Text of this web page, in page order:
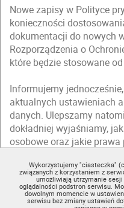
Wykorzystujemy "ciasteczka"
związanych z korzystaniem z
umożliwiają utrzymanie
oglądalności podstron serwisu.
dowolnym momencie w
serwisu bez zmiany ustawień
Nowe zapisy w Polityce
konieczności
dokumentacji do nowych
Rozporządzenia o
które będzie stosowane
Informujemy
aktualnych ustawieniach
danych. Ulepszamy
dokładniej wyjaśniamy,
osobowe oraz jakie prawa
Zapraszamy Cię do
prywatności(dostępną w